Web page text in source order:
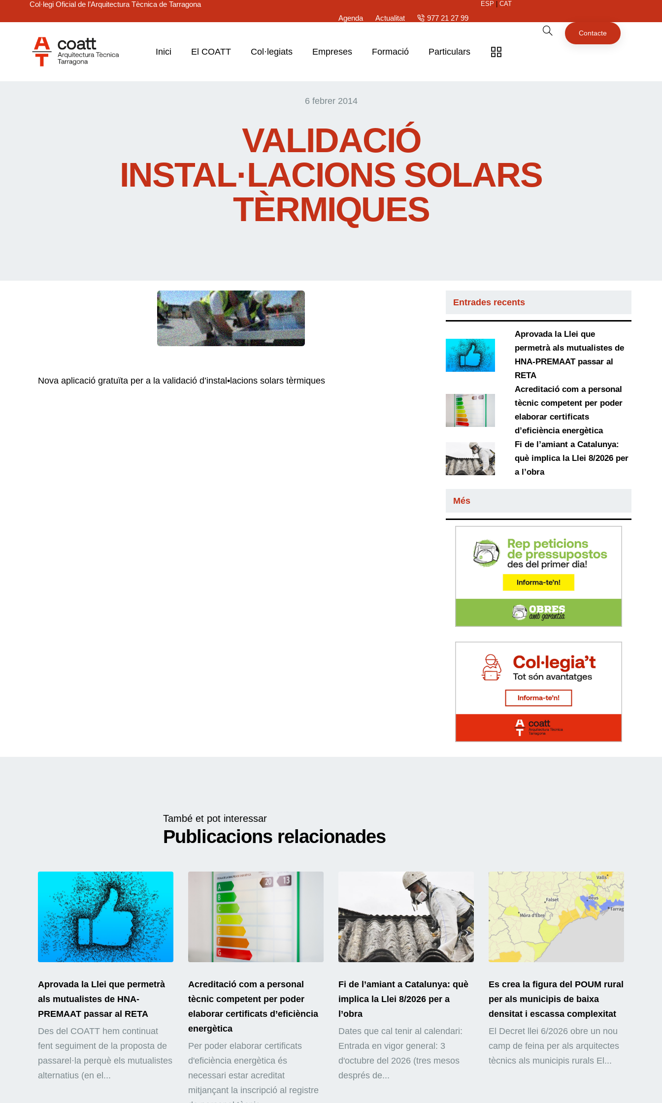
Col·legi Oficial de l’Arquitectura Tècnica de Tarragona
Agenda
Actualitat 977 21 27 99
ESP CAT
Inici El COATT Col·legiats Empreses Formació Particulars
Contacte
6 febrer 2014
VALIDACIÓ
INSTAL·LACIONS SOLARS
TÈRMIQUES
Nova aplicació gratuïta per a la validació d’instal•lacions solars tèrmiques
Entrades recents
Aprovada la Llei que
permetrà als mutualistes de
HNA-PREMAAT passar al
RETA
Acreditació com a personal
tècnic competent per poder
elaborar certificats
d’eficiència energètica
Fi de l’amiant a Catalunya:
què implica la Llei 8/2026 per
a l’obra
Més
També et pot interessar
Publicacions relacionades
Aprovada la Llei que permetrà
als mutualistes de HNA-
PREMAAT passar al RETA
Des del COATT hem continuat
fent seguiment de la proposta de
passarel·la perquè els mutualistes
alternatius (en el...
Acreditació com a personal
tècnic competent per poder
elaborar certificats d’eficiència
energètica
Per poder elaborar certificats
d'eficiència energètica és
necessari estar acreditat
mitjançant la inscripció al registre
Fi de l’amiant a Catalunya: què
implica la Llei 8/2026 per a
l’obra
Dates que cal tenir al calendari:
Entrada en vigor general: 3
d'octubre del 2026 (tres mesos
després de...
Es crea la figura del POUM rural
per als municipis de baixa
densitat i escassa complexitat
El Decret llei 6/2026 obre un nou
camp de feina per als arquitectes
tècnics als municipis rurals El...